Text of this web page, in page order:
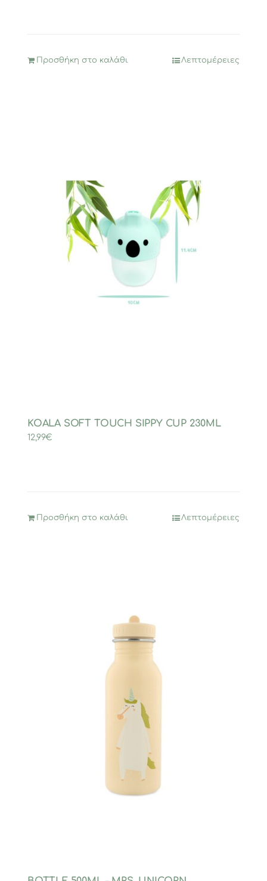
Προσθήκη στο καλάθι Λεπτομέρειες
KOALA SOFT TOUCH SIPPY CUP 230ML
12,99€
Προσθήκη στο καλάθι Λεπτομέρειες